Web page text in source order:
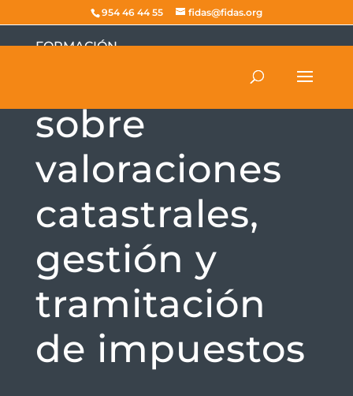
954 46 44 55 fidas@fidas.org
FORMACIÓN
Curso online
sobre
valoraciones
catastrales,
gestión y
tramitación
de impuestos